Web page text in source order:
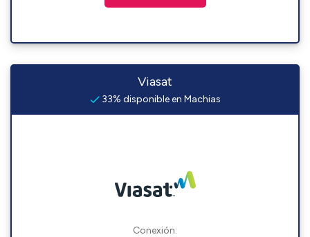
Viasat
33% disponible en Machias
Conexión: